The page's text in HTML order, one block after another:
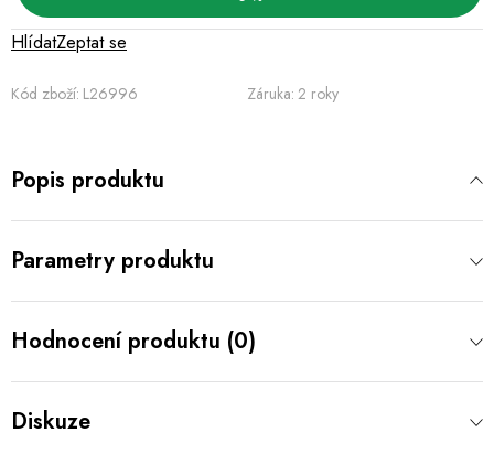
Kód zboží: L26996 Záruka: 2 roky
Zeptat se
Hlídat
Popis produktu
Parametry produktu
Hodnocení produktu (0)
Diskuze